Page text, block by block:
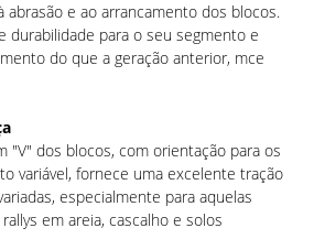
e ao arrancamento dos blocos.
durabilidade para o seu segmento e
do que a geração anterior, mce
"V" dos blocos, com orientação para os
variável, fornece uma excelente tração
especialmente para aquelas
em areia, cascalho e solos